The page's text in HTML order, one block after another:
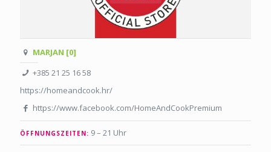
MARJAN [0]
+385 21 25 16 58
https://homeandcook.hr/
https://www.facebook.com/HomeAndCookPremium
ÖFFNUNGSZEITEN: 9 – 21 Uhr